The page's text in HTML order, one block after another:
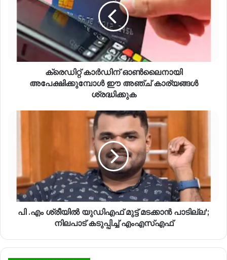
ക്രെഡിറ്റ് കാർഡിന് ഓൺലൈനായി
അപേക്ഷിക്കുമ്പോൾ ഈ അഞ്ച് കാര്യങ്ങൾ
ശ്രദ്ധിക്കുക
പി .എം ശ്രീയിൽ യുഡിഎഫ് മുട്ട് മടക്കാൻ പാടില്ല';
നിലപാട് കടുപ്പിച്ച് എംഎസ്എഫ്